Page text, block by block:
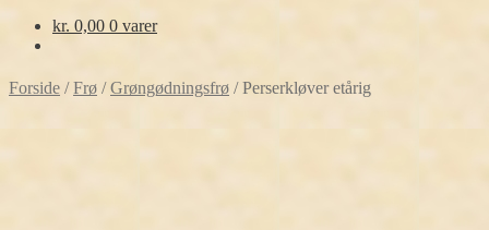
kr. 0,00 0 varer
Forside /Frø /Grøngødningsfrø /Perserkløver etårig